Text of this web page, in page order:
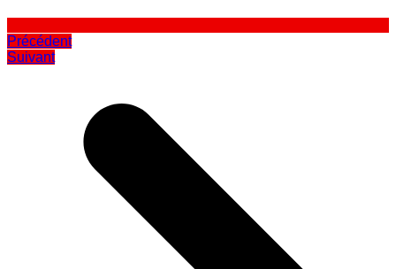
Précédent
Suivant